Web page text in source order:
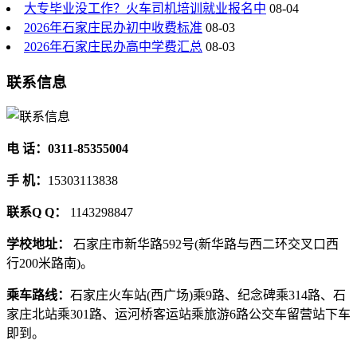
大专毕业没工作？火车司机培训就业报名中 08-04
2026年石家庄民办初中收费标准 08-03
2026年石家庄民办高中学费汇总 08-03
联系信息
电 话：0311-85355004
手 机： 15303113838
联系Q Q： 1143298847
学校地址： 石家庄市新华路592号(新华路与西二环交叉口西
行200米路南)。
乘车路线： 石家庄火车站(西广场)乘9路、纪念碑乘314路、石
家庄北站乘301路、运河桥客运站乘旅游6路公交车留营站下车
即到。